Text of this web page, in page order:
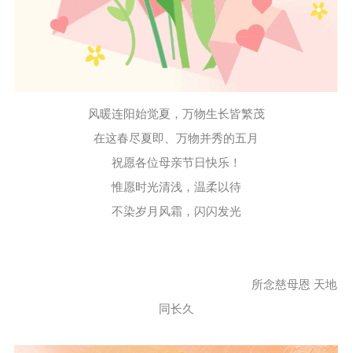
风暖连阳始觉夏，万物生长皆繁茂
在这春尽夏即、万物并秀的五月
祝愿各位母亲节日快乐！
惟愿时光清浅，温柔以待
不染岁月风霜，闪闪发光
所念慈母恩 天地
同长久